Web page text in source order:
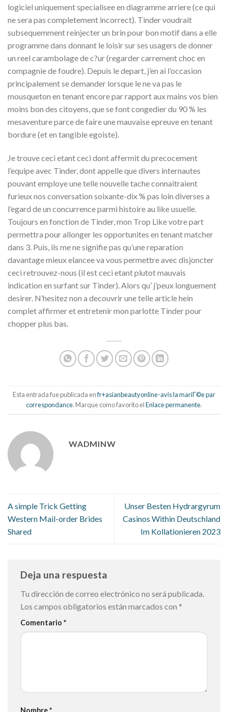
logiciel uniquement specialisee en diagramme arriere (ce qui
ne sera pas completement incorrect). Tinder voudrait
subsequemment reinjecter un brin pour bon motif dans a elle
programme dans donnant le loisir sur ses usagers de donner
un reel carambolage de c?ur (regarder carrement choc en
compagnie de foudre). Depuis le depart, j’en ai l’occasion
principalement se demander lorsque le ne va pas le
mousqueton en tenant encore par rapport aux mains vos bien
moins bon des citoyens, que se font congedier du 90 % les
mesaventure parce de faire une mauvaise epreuve en tenant
bordure (et en tangible egoiste).
Je trouve ceci etant ceci dont affermit du precocement
l’equipe avec Tinder, dont appelle que divers internautes
pouvant employe une telle nouvelle tache connaitraient
furieux nos conversation soixante-dix % pas loin diverses a
l’egard de un concurrence parmi histoire au like usuelle.
Toujours en fonction de Tinder, mon Trop Like votre part
permettra pour allonger les opportunites en tenant matcher
dans 3. Puis, ils me ne signifie pas qu’une reparation
davantage mieux elancee va vous permettre avec disjoncter
ceci retrouvez-nous (il est ceci etant plutot mauvais
indication en surfant sur Tinder). Alors qu’ j’peux longuement
desirer. N’hesitez non a decouvrir une telle article hein
complet affirmer et entretenir mon parlotte Tinder pour
chopper plus bas.
Esta entrada fue publicada enfr+asianbeautyonline-avis la mariГ©e par
correspondance. Marque como favorito elEnlace permanente.
WADMINW
A simple Trick Getting
Western Mail-order Brides
Shared
Unser Besten Hydrargyrum
Casinos Within Deutschland
Im Kollationieren 2023
Deja una respuesta
Tu dirección de correo electrónico no será publicada.
Los campos obligatorios están marcados con *
Comentario *